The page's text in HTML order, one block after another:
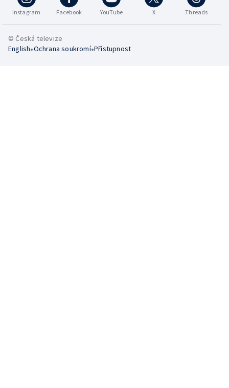
Instagram Facebook YouTube X Threads
© Česká televize
English•Ochrana soukromí•Přístupnost